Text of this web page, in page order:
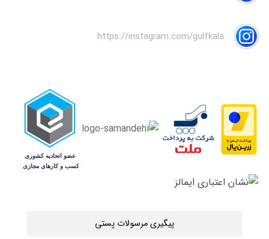
https://instagram.com/gulfkala
پیگیری مرسولات پستی